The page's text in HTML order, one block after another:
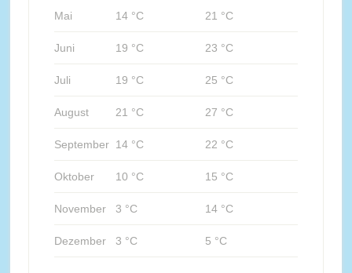
Mai 14 °C 21 °C
Juni 19 °C 23 °C
Juli 19 °C 25 °C
August 21 °C 27 °C
September 14 °C 22 °C
Oktober 10 °C 15 °C
November 3 °C 14 °C
Dezember 3 °C 5 °C